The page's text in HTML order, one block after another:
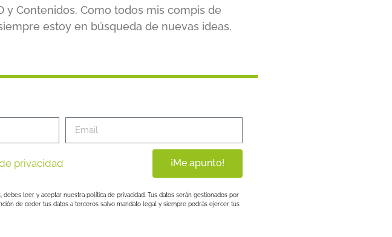
y Contenidos. Como todos mis compis de
estoy en búsqueda de nuevas ideas.
privacidad ¡Me apunto!
leer y aceptar nuestra política de privacidad. Tus datos serán gestionados por
de ceder tus datos a terceros salvo mandato legal y siempre podrás ejercer tus